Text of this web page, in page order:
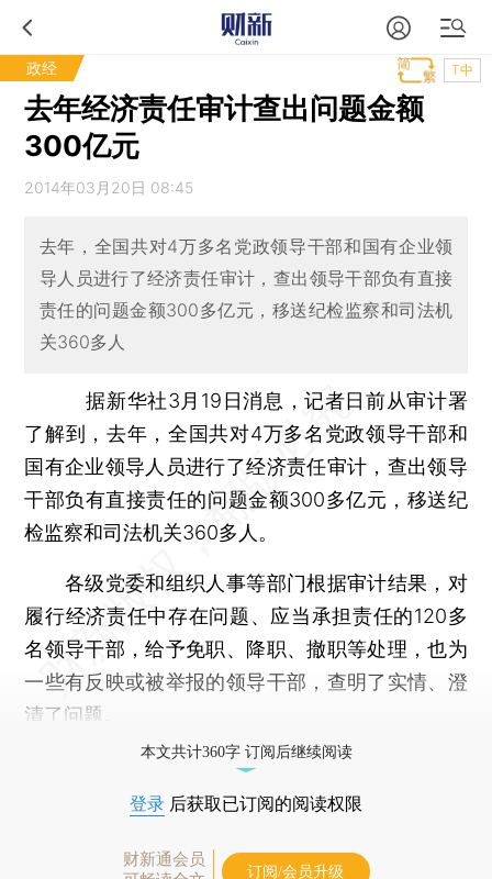
政经 T中
去年经济责任审计查出问题金额
300亿元
2014年03月20日 08:45
去年，全国共对4万多名党政领导干部和国有企业领
导人员进行了经济责任审计，查出领导干部负有直接
责任的问题金额300多亿元，移送纪检监察和司法机
关360多人
据新华社3月19日消息，记者日前从审计署
了解到，去年，全国共对4万多名党政领导干部和
国有企业领导人员进行了经济责任审计，查出领导
干部负有直接责任的问题金额300多亿元，移送纪
检监察和司法机关360多人。
各级党委和组织人事等部门根据审计结果，对
履行经济责任中存在问题、应当承担责任的120多
名领导干部，给予免职、降职、撤职等处理，也为
一些有反映或被举报的领导干部，查明了实情、澄
清了问题。
本文共计360字 订阅后继续阅读
登录 后获取已订阅的阅读权限
财新通会员
订阅/会员升级